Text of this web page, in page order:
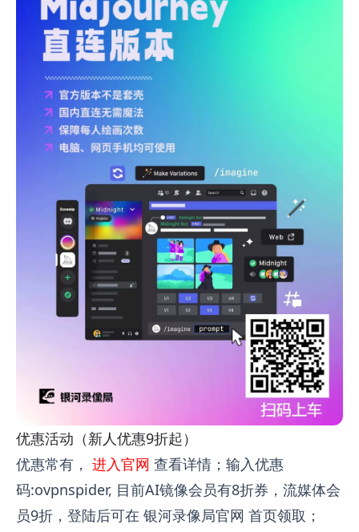
优惠活动（新人优惠9折起）
优惠常有， 进入官网 查看详情；输入优惠
码:ovpnspider, 目前AI镜像会员有8折券，流媒体会
员9折，登陆后可在 银河录像局官网 首页领取；